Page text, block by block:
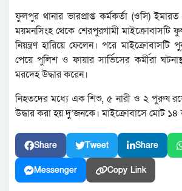
ফুলপুর থানার ভারপ্রাপ্ত কর্মকর্তা (ওসি)
ময়মনসিংহ থেকে শেরপুরগামী মাইক্রোবাসটি
নিয়ন্ত্রণ হারিয়ে ফেলেন। পরে
পেয়ে পুলিশ ও ফায়ার সার্ভিসের কর্মীরা
মরদেহ উদ্ধার করেন।
নিহতদের মধ্যে এক শিশু, ৫ নারী ও ২ পুরুষ
উদ্ধার করা হয় দু’জনকে। মাইক্রোবাসে মোট ১৪
Share Tweet Share
Messenger Copy Link